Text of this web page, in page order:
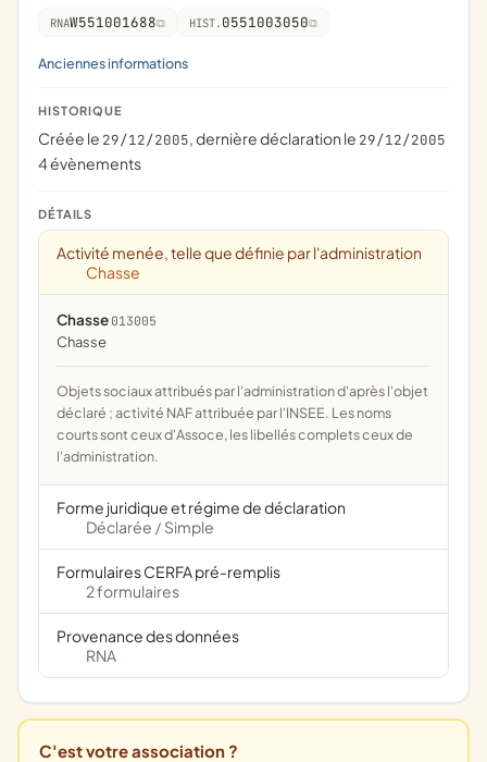
RNAW551001688 HIST. 0551003050
Anciennes informations
HISTORIQUE
Créée le 29/12/2005, dernière déclaration le 29/12/2005
4 évènements
DÉTAILS
Activité menée, telle que définie par l'administration
Chasse
Chasse 013005
chasse
Objets sociaux attribués par l'administration d'après l'objet
déclaré ; activité NAF attribuée par l'INSEE. Les noms
courts sont ceux d'Assoce, les libellés complets ceux de
l'administration.
Forme juridique et régime de déclaration
Déclarée / Simple
Formulaires CERFA pré-remplis
2 formulaires
Provenance des données
RNA
C'est votre association ?